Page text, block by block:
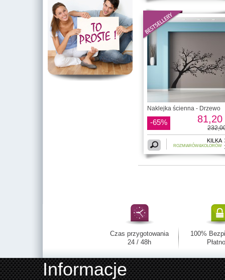
Naklejka ścienna - Drzewo
-65% 81,20
KILKA
ROZMIARÓW&KOLORÓW
Czas przygotowania
24 / 48h
100%
Informacje